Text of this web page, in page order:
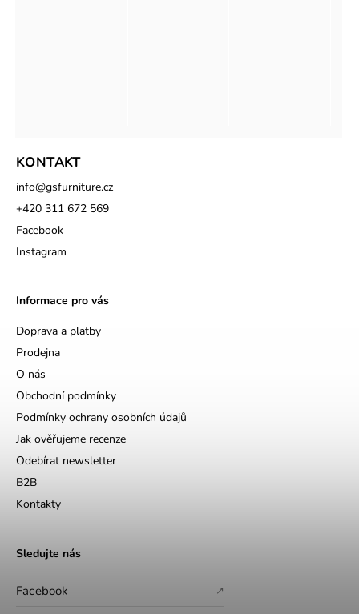
KONTAKT
info@gsfurniture.cz
+420 311 672 569
Facebook
Instagram
Informace pro vás
Doprava a platby
Prodejna
O nás
Obchodní podmínky
Podmínky ochrany osobních údajů
Jak ověřujeme recenze
Odebírat newsletter
B2B
Kontakty
Sledujte nás
Facebook ↗